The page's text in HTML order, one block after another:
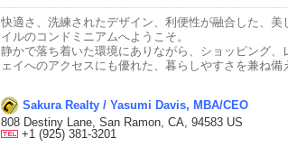
快適さ、洗練されたデザイン、利便性が融合した、
イルのコンドミニアムへようこそ。
静かで落ち着いた環境にありながら、ショッピング
ェイへのアクセスにも優れた、暮らしやすさを兼ね備
開放感あふれるリビングルームには、高いカテドラ
ハードウッドフローリング、そして美しくアップデー
スを感じられる心地よい空間を演出しています。隣接
なホワイトカラーのダイニングキッチンへと自然につ
Sakura Realty / Yasumi Davis, MBA/CEO
808 Destiny Lane, San Ramon, CA, 94583 US
+1 (925) 381-3201